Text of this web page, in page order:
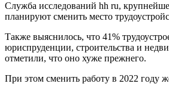
Служба исследований hh ru,
планируют сменить место
Также выяснилось, что 41%
юриспруденции, строительства и
отметили, что оно хуже прежнего.
При этом сменить работу в 2022 году